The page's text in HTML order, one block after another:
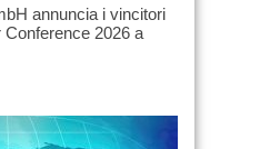
annuncia i vincitori
2026 a